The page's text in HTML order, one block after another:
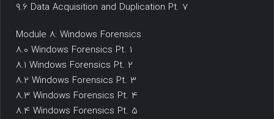
9.6 Data Acquisition and Duplication Pt. 7
Module 8: Windows Forensics
8.0 Windows Forensics Pt. 1
8.1 Windows Forensics Pt. 2
8.2 Windows Forensics Pt. 3
8.3 Windows Forensics Pt. 4
8.4 Windows Forensics Pt. 5